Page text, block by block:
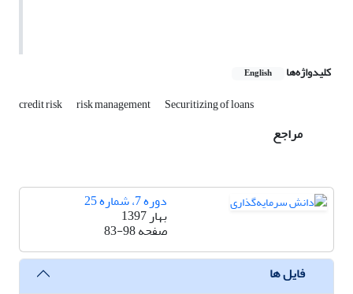
کلیدواژه‌ها English
credit risk risk management Securitizing of loans
مراجع
دوره 7، شماره 25
بهار 1397
صفحه83-98
فایل ها